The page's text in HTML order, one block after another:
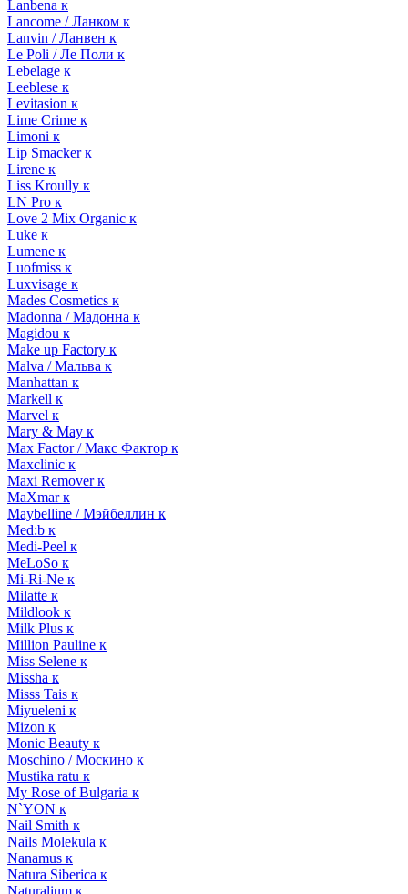
Lanbena к
Lancome / Ланком к
Lanvin / Ланвен к
Le Poli / Ле Поли к
Lebelage к
Leeblese к
Levitasion к
Lime Crime к
Limoni к
Lip Smacker к
Lirene к
Liss Kroully к
LN Pro к
Love 2 Mix Organic к
Luke к
Lumene к
Luofmiss к
Luxvisage к
Mades Cosmetics к
Madonna / Мадонна к
Magidou к
Make up Factory к
Malva / Мальва к
Manhattan к
Markell к
Marvel к
Mary & May к
Max Factor / Макс Фактор к
Maxclinic к
Maxi Remover к
MaXmar к
Maybelline / Мэйбеллин к
Med:b к
Medi-Peel к
MeLoSo к
Mi-Ri-Ne к
Milatte к
Mildlook к
Milk Plus к
Million Pauline к
Miss Selene к
Missha к
Misss Tais к
Miyueleni к
Mizon к
Monic Beauty к
Moschino / Москино к
Mustika ratu к
My Rose of Bulgaria к
N`YON к
Nail Smith к
Nails Molekula к
Nanamus к
Natura Siberica к
Naturalium к